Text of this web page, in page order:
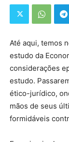
Até aqui, temos
estudo da
considerações
estudo.
ético-jurídico,
mãos de seus
formidáveis